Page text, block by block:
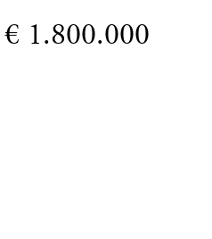
€ 1.800.000